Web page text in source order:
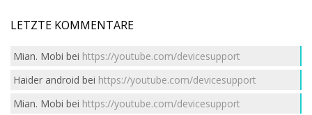
LETZTE KOMMENTARE
Mian. Mobi bei https://youtube.com/devicesupport
Haider android bei https://youtube.com/devicesupport
Mian. Mobi bei https://youtube.com/devicesupport